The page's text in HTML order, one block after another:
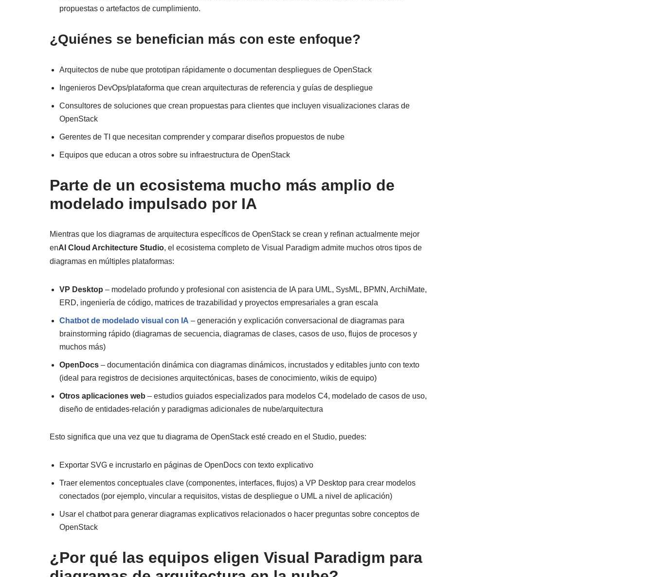
propuestas o artefactos de cumplimiento.
¿Quiénes se benefician más con este enfoque?
Arquitectos de nube que prototipan rápidamente o documentan despliegues de OpenStack
Ingenieros DevOps/plataforma que crean arquitecturas de referencia y guías de despliegue
Consultores de soluciones que crean propuestas para clientes que incluyen visualizaciones claras de
OpenStack
Gerentes de TI que necesitan comprender y comparar diseños propuestos de nube
Equipos que educan a otros sobre su infraestructura de OpenStack
Parte de un ecosistema mucho más amplio de
modelado impulsado por IA
Mientras que los diagramas de arquitectura específicos de OpenStack se crean y refinan actualmente mejor
enAI Cloud Architecture Studio, el ecosistema completo de Visual Paradigm admite muchos otros tipos de
diagramas en múltiples plataformas:
VP Desktop – modelado profundo y profesional con asistencia de IA para UML, SysML, BPMN, ArchiMate,
ERD, ingeniería de código, matrices de trazabilidad y proyectos empresariales a gran escala
Chatbot de modelado visual con IA – generación y explicación conversacional de diagramas para
brainstorming rápido (diagramas de secuencia, diagramas de clases, casos de uso, flujos de procesos y
muchos más)
OpenDocs – documentación dinámica con diagramas dinámicos, incrustados y editables junto con texto
(ideal para registros de decisiones arquitectónicas, bases de conocimiento, wikis de equipo)
Otros aplicaciones web – estudios guiados especializados para modelos C4, modelado de casos de uso,
diseño de entidades-relación y paradigmas adicionales de nube/arquitectura
Esto significa que una vez que tu diagrama de OpenStack esté creado en el Studio, puedes:
Exportar SVG e incrustarlo en páginas de OpenDocs con texto explicativo
Traer elementos conceptuales clave (componentes, interfaces, flujos) a VP Desktop para crear modelos
conectados (por ejemplo, vincular a requisitos, vistas de despliegue o UML a nivel de aplicación)
Usar el chatbot para generar diagramas explicativos relacionados o hacer preguntas sobre conceptos de
OpenStack
¿Por qué las equipos eligen Visual Paradigm para